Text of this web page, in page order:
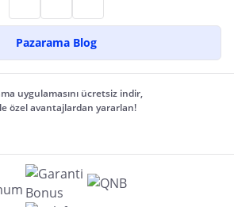
Pazarama Blog
uygulamasını ücretsiz indir,
özel avantajlardan yararlan!